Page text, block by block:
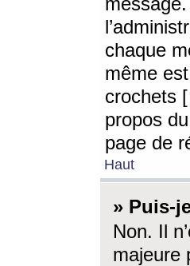
chaque
même
crochets
propos
page de
Haut
» Puis-
Non. Il
majeure